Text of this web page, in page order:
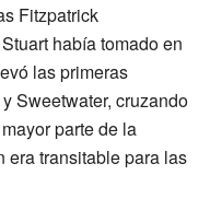
Fitzpatrick
había tomado en
las primeras
Sweetwater, cruzando
parte de la
era transitable para las